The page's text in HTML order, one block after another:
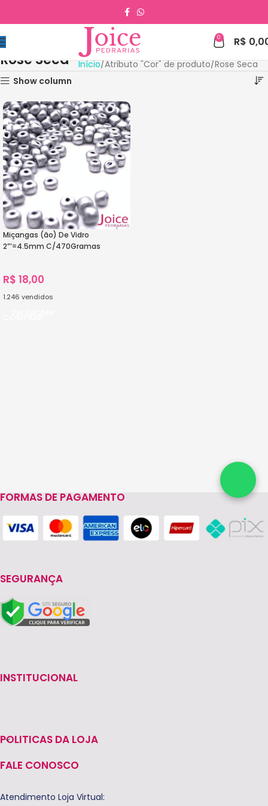
0 R$
Rose Seca Início Atributo "Cor" de produto Rose Seca
Show column
Miçangas (ão) De Vidro
2”’=4.5mm C/470Gramas
R$ 18,00
1.246 vendidos
FORMAS DE PAGAMENTO
SEGURANÇA
INSTITUCIONAL
POLITICAS DA LOJA
FALE CONOSCO
Atendimento Loja Virtual: